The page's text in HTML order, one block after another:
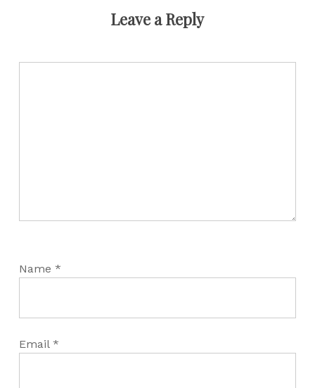
Leave a Reply
Name *
Email *